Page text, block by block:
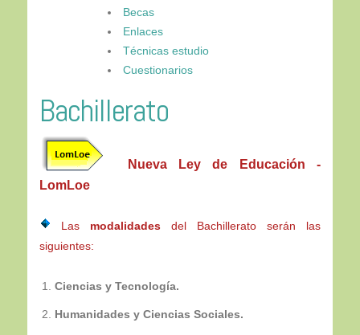
Becas
Enlaces
Técnicas estudio
Cuestionarios
Bachillerato
Nueva Ley de Educación -
LomLoe
Las modalidadesdel Bachillerato serán las
siguientes:
Ciencias y Tecnología.
Humanidades yCiencias Sociales.